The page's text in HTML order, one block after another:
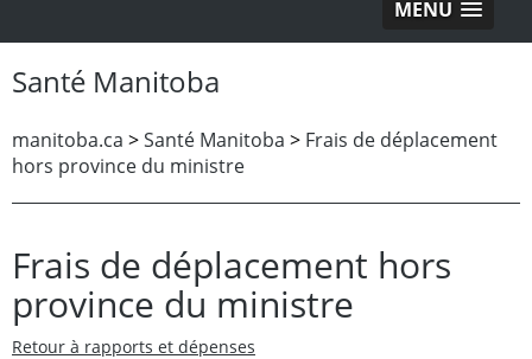
MENU
Santé Manitoba
manitoba.ca >Santé Manitoba > Frais de déplacement
hors province du ministre
Frais de déplacement hors
province du ministre
Retour à rapports et dépenses